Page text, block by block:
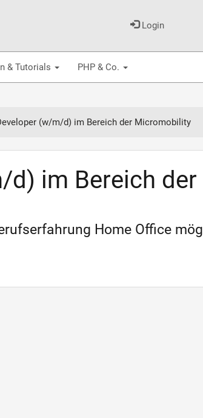
Login
& Tutorials PHP & Co.
(w/m/d) im Bereich der Micromobility
d) im Bereich der
Home Office